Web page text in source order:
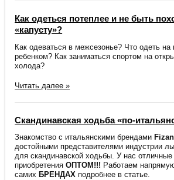
Как одеться потеплее и не быть
«капусту»?
Как одеваться в межсезонье? Что одеть на
ребенком? Как заниматься спортом на
холода?
Читать далее »
Скандинавская ходьба «по-
Знакомство с итальянскими брендами
достойными представителями индустрии
для скандинавской ходьбы. У нас отличные
приобретенияОПТОМ!!! Работаем
самих БРЕНДАХ подробнее в статье.